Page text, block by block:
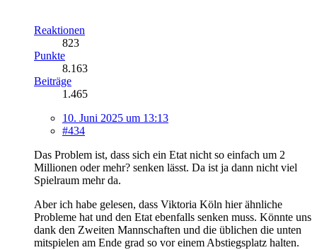
Reaktionen
823
Punkte
8.163
Beiträge
1.465
10. Juni 2025 um 13:13
#434
Das Problem ist, dass sich ein Etat nicht so einfach um 2
Millionen oder mehr? senken lässt. Da ist ja dann nicht viel
Spielraum mehr da.
Aber ich habe gelesen, dass Viktoria Köln hier ähnliche
Probleme hat und den Etat ebenfalls senken muss. Könnte uns
dank den Zweiten Mannschaften und die üblichen die unten
mitspielen am Ende grad so vor einem Abstiegsplatz halten.